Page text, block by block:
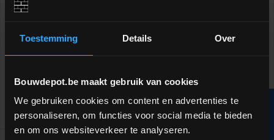
Toestemming Details Over
Bouwdepot.be maakt gebruik van cookies
We gebruiken cookies om content en advertenties te
personaliseren, om functies voor social media te bieden
en om ons websiteverkeer te analyseren.
Bocht spie/rubber mof
Vergelijken Vergelijken